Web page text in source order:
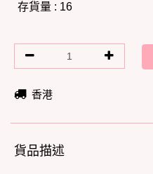
存貨量 : 16
香港
貨品描述